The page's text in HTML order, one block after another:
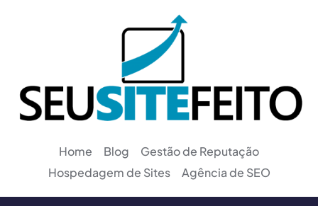
Home Blog
Gestão de Reputação
Hospedagem de Sites
Agência de SEO